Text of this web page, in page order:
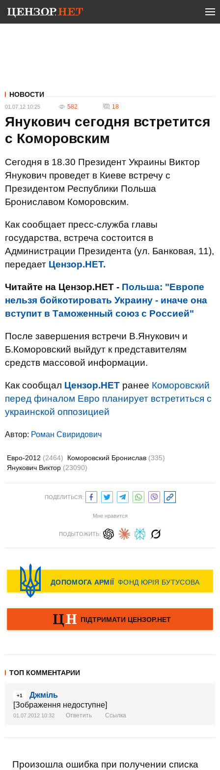
НОВОСТИ
01.07.12 10:25 582 18
Янукович сегодня встретится
с Коморовским
Сегодня в 18.30 Президент Украины Виктор
Янукович проведет в Киеве встречу с
Президентом Республики Польша
Брониславом Коморовским.
Как сообщает пресс-служба главы
государства, встреча состоится в
Администрации Президента (ул. Банковая, 11),
передает Цензор.НЕТ.
Читайте на Цензор.НЕТ - Польша: "Европе
нельзя бойкотировать Украину - иначе она
вступит в Таможенный союз с Россией"
После завершения встречи В.Янукович и
Б.Коморовский выйдут к представителям
средств массовой информации.
Как сообщал Цензор.НЕТ ранее Коморовский
перед финалом Евро планирует встретиться с
украинской оппозицией
Автор: Роман Свиридович
Евро-2012 (2464) Коморовский Бронислав (335)
Янукович Виктор (23090)
ПОДЕЛИТЬСЯ:
Мне нравится
ПОДЫТОЖИТЬ:
ТОП КОММЕНТАРИИ
+1
Джміль
[Зображення недоступне]
01.07.2012 10:32 Ответить Ссылка
Произошла ошибка при получении списка